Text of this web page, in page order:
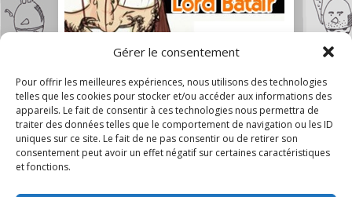
Gérer le consentement
Pour offrir les meilleures expériences, nous utilisons des technologies
telles que les cookies pour stocker et/ou accéder aux informations des
appareils. Le fait de consentir à ces technologies nous permettra de
traiter des données telles que le comportement de navigation ou les ID
uniques sur ce site. Le fait de ne pas consentir ou de retirer son
consentement peut avoir un effet négatif sur certaines caractéristiques
et fonctions.